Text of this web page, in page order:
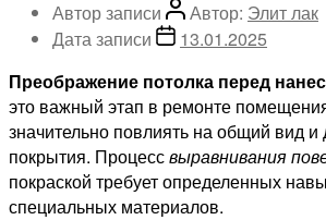
Автор записи Автор: Элит лак
Дата записи
13.01.2025
Преображение потолка перед
это важный этап в ремонте
значительно повлиять на общий вид и
покрытия. Процессвыравнивания
покраской требует определенных
специальных материалов.